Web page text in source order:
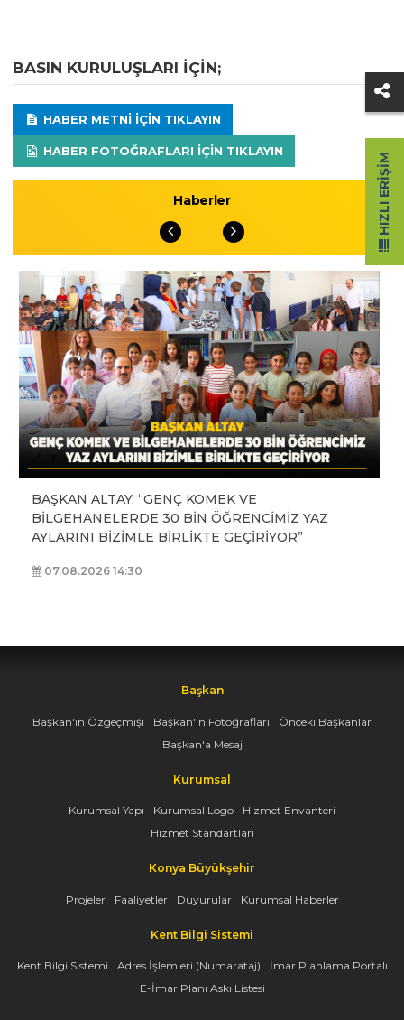
BASIN KURULUŞLARI IÇIN;
HABER METNI IÇIN TIKLAYIN
HABER FOTOĞRAFLARI IÇIN TIKLAYIN
Haberler
BAŞKAN ALTAY: “GENÇ KOMEK VE
BİLGEHANELERDE 30 BİN ÖĞRENCİMİZ YAZ
AYLARINI BİZİMLE BİRLİKTE GEÇİRİYOR”
07.08.2026 14:30
Başkan
Başkan'ın Özgeçmişi Başkan'ın Fotoğrafları
Önceki Başkanlar
Başkan'a Mesaj
Kurumsal
Kurumsal Yapı Kurumsal Logo
Hizmet Envanteri
Hizmet Standartları
Konya Büyükşehir
Projeler Faaliyetler Duyurular Kurumsal Haberler
Kent Bilgi Sistemi
Kent Bilgi Sistemi Adres İşlemleri (Numarataj)
İmar Planlama Portalı
E-İmar Planı Askı Listesi
HIZLI ERIŞIM